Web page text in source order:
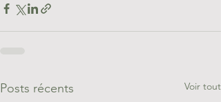
Posts récents Voir tout